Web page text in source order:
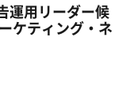
運用リーダー候
ケティング・ネ